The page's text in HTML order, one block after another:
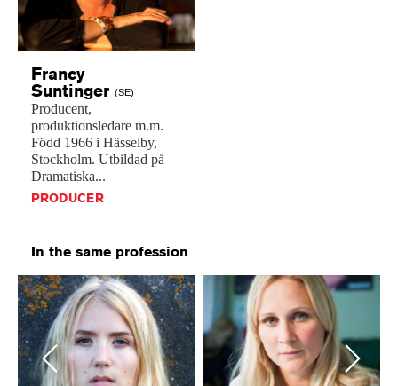
Francy
Suntinger (SE)
Producent,
produktionsledare m.m.
Född 1966 i Hässelby,
Stockholm. Utbildad på
Dramatiska...
PRODUCER
In the same profession
Previous Next